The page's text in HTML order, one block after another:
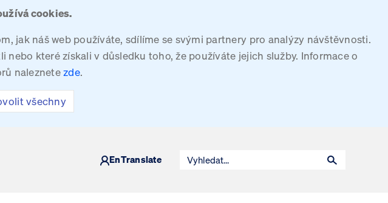
cookies.
jak náš web používáte, sdílíme se svými partnery pro analýzy návštěvnosti.
které získali v důsledku toho, že používáte jejich služby. Informace o
naleznetezde.
všechny
EnTranslate